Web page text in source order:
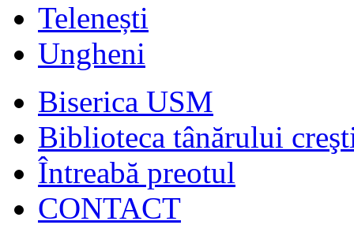
Telenești
Ungheni
Biserica USM
Biblioteca tânărului
Întreabă preotul
CONTACT